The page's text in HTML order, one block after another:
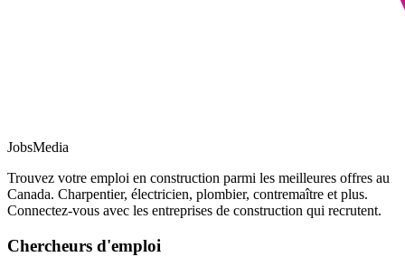
JobsMedia
Trouvez votre emploi en construction parmi les meilleures offres au
Canada. Charpentier, électricien, plombier, contremaître et plus.
Connectez-vous avec les entreprises de construction qui recrutent.
Chercheurs d'emploi